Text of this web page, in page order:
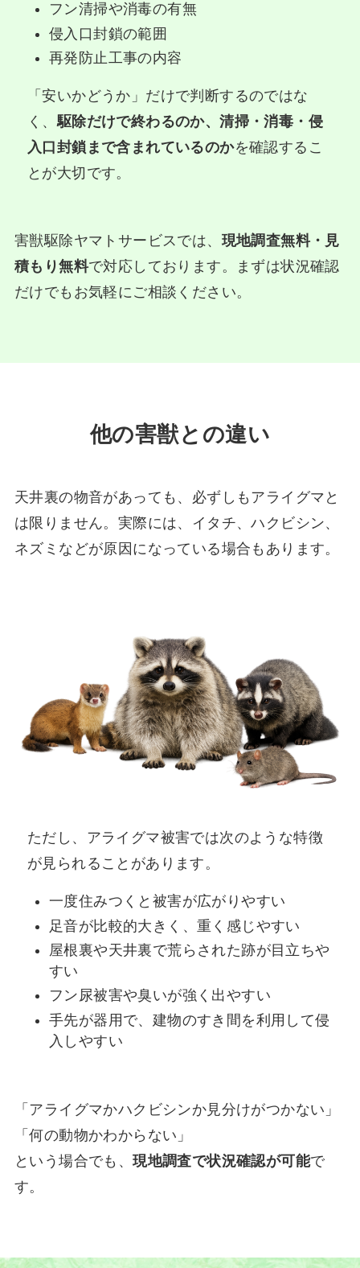
フン清掃や消毒の有無
侵入口封鎖の範囲
再発防止工事の内容
「安いかどうか」だけで判断するのではな
く、駆除だけで終わるのか、清掃・消毒・侵
入口封鎖まで含まれているのかを確認するこ
とが大切です。
害獣駆除ヤマトサービスでは、 現地調査無料・見
積もり無料で対応しております。まずは状況確認
だけでもお気軽にご相談ください。
他の害獣との違い
天井裏の物音があっても、必ずしもアライグマと
は限りません。実際には、イタチ、ハクビシン、
ネズミなどが原因になっている場合もあります。
ただし、アライグマ被害では次のような特徴
が見られることがあります。
一度住みつくと被害が広がりやすい
足音が比較的大きく、重く感じやすい
屋根裏や天井裏で荒らされた跡が目立ちや
すい
フン尿被害や臭いが強く出やすい
手先が器用で、建物のすき間を利用して侵
入しやすい
「アライグマかハクビシンか見分けがつかない」
「何の動物かわからない」
という場合でも、現地調査で状況確認が可能で
す。